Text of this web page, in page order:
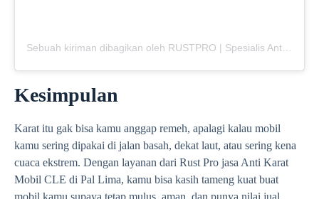
Sebuah kiriman dibagikan oleh RUSTPRO | Spesialis Anti Karat Mobil (@rustpro_indonesia)
Kesimpulan
Karat itu gak bisa kamu anggap remeh, apalagi kalau mobil
kamu sering dipakai di jalan basah, dekat laut, atau sering kena
cuaca ekstrem. Dengan layanan dari Rust Pro jasa Anti Karat
Mobil CLE di Pal Lima, kamu bisa kasih tameng kuat buat
mobil kamu supaya tetap mulus, aman, dan punya nilai jual